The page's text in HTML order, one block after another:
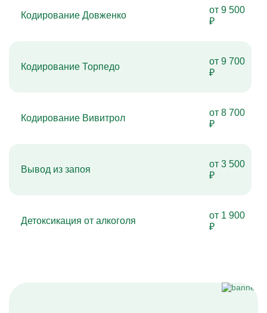
Кодирование Довженко
от 9 500
₽
Кодирование Торпедо
от 9 700
₽
Кодирование Вивитрол
от 8 700
₽
Вывод из запоя
от 3 500
₽
Детоксикация от алкоголя
от 1 900
₽